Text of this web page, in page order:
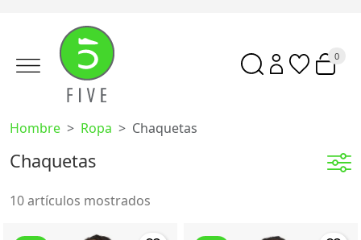
0
Hombre Ropa Chaquetas
Chaquetas
10 artículos mostrados